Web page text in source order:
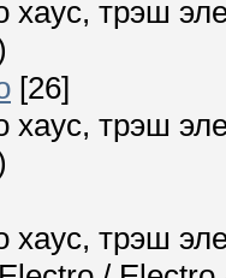
хаус, трэш
[26]
хаус, трэш
хаус, трэш